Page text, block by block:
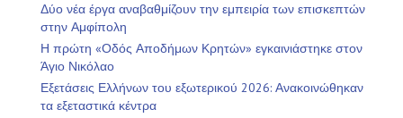
Δύο νέα έργα αναβαθμίζουν την εμπειρία των επισκεπτών
στην Αμφίπολη
Η πρώτη «Οδός Αποδήμων Κρητών» εγκαινιάστηκε στον
Άγιο Νικόλαο
Εξετάσεις Ελλήνων του εξωτερικού 2026: Ανακοινώθηκαν
τα εξεταστικά κέντρα